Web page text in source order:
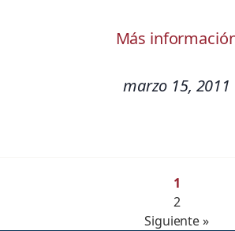
Más
marzo 15, 2011
1
2
Siguiente »